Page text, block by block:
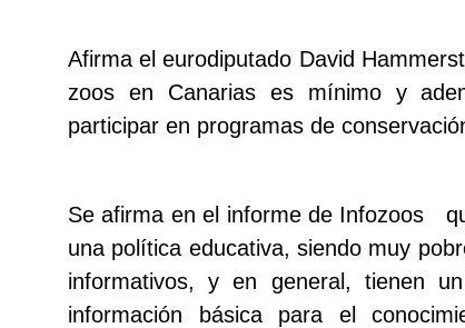
Afirma el eurodiputado David
zoos en Canarias es mínimo y
participar en programas de
Se afirma en el informe de Infozoos
una política educativa, siendo muy
informativos, y en general, tienen
información básica para el